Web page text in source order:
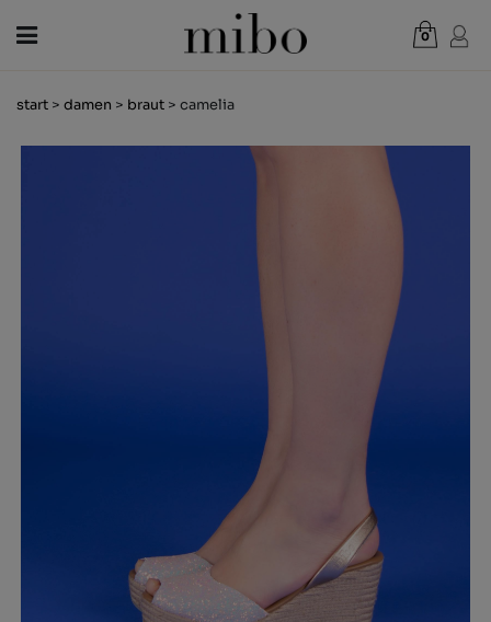
DAMEN
0
WARENKORB ANZEIGEN
start > damen > braut > camelia